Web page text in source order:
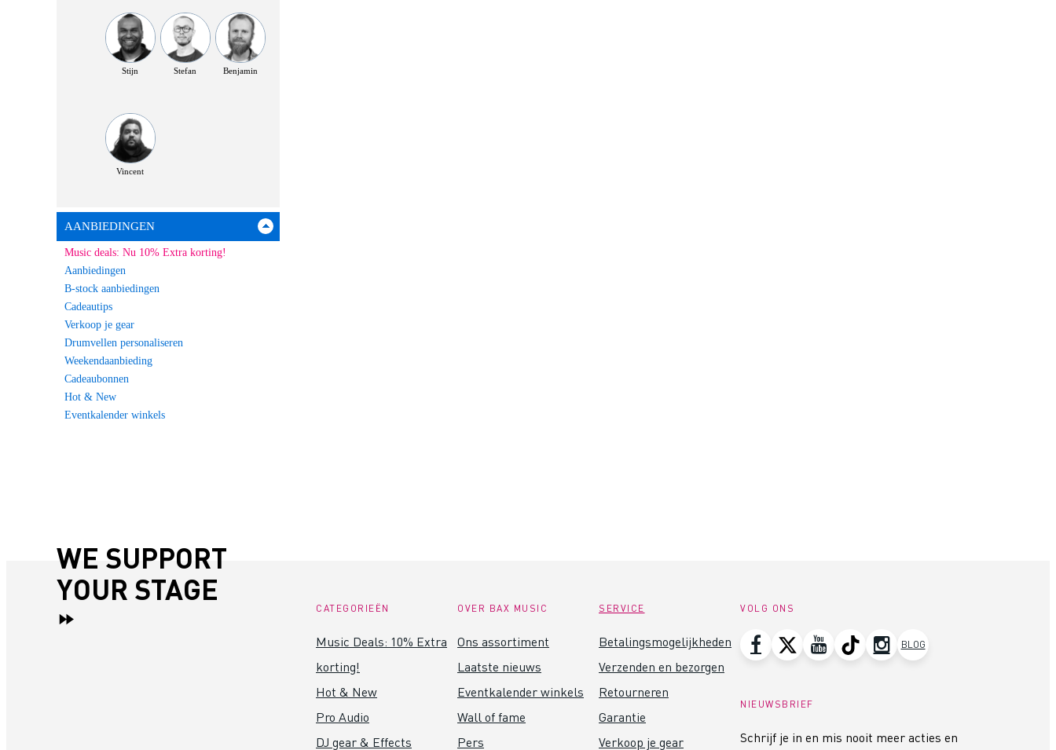
Stijn Stefan Benjamin
Vincent
AANBIEDINGEN
Music deals: Nu 10% Extra korting!
Aanbiedingen
B-stock aanbiedingen
Cadeautips
Verkoop je gear
Drumvellen personaliseren
Weekendaanbieding
Cadeaubonnen
Hot & New
Eventkalender winkels
WE SUPPORT
YOUR STAGE
CATEGORIEËN
Music Deals: 10% Extra
korting!
Hot & New
Pro Audio
DJ gear & Effects
OVER BAX MUSIC
Ons assortiment
Laatste nieuws
Eventkalender winkels
Wall of fame
Pers
SERVICE
Betalingsmogelijkheden
Verzenden en bezorgen
Retourneren
Garantie
Verkoop je gear
VOLG ONS
BLOG
NIEUWSBRIEF
Schrijf je in en mis nooit meer acties en